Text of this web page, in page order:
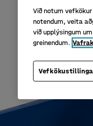
Við notum
notendum, veita
við upplýsingum
greinendum.